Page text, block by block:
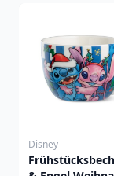
Disney